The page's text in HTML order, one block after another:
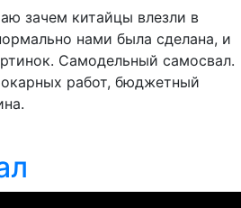
зачем китайцы влезли в
нами была сделана, и
Самодельный самосвал.
работ, бюджетный